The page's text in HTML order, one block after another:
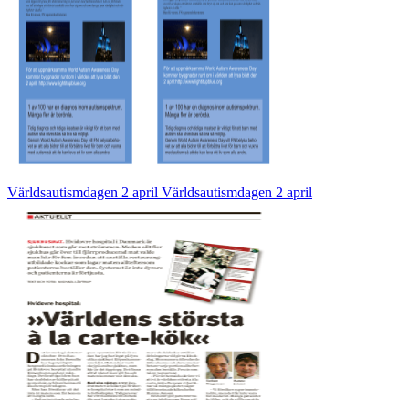
Världsautismdagen 2 april Världsautismdagen 2 april